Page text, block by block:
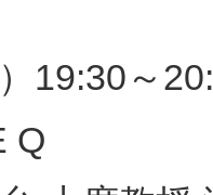
19:30～
Q